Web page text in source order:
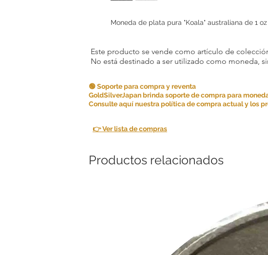
Moneda de plata pura "Koala" australiana de 1
Este producto se vende como artículo de
No está destinado a ser utilizado como moneda,
🟢 Soporte para compra y reventa
GoldSilverJapan brinda soporte de compra para
Consulte aquí nuestra política de compra actual y los
👉 Ver lista de compras
Productos relacionados